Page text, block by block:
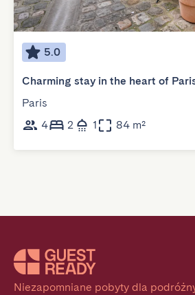
5.0
Charming stay in the heart of
Paris
4
2 1 84 m²
Niezapomniane pobyty dla